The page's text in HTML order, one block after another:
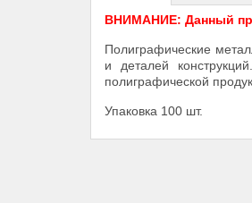
ВНИМАНИЕ: Данный
Полиграфические
и деталей
полиграфической
Упаковка 100 шт.